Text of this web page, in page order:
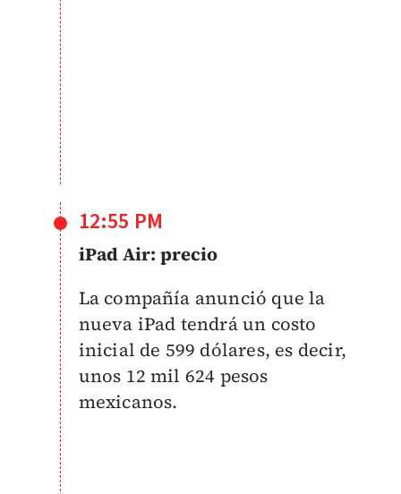
12:55 PM
iPad Air: precio
La compañía anunció que la
nueva iPad tendrá un costo
inicial de 599 dólares, es decir,
unos 12 mil 624 pesos
mexicanos.